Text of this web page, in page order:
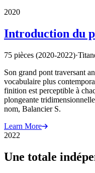
2020
Introduction du
75 pièces (2020-2022)·
Son grand pont traversant
vocabulaire plus
finition est perceptible à
plongeante
nom, Balancier S.
Learn More
2022
Une totale